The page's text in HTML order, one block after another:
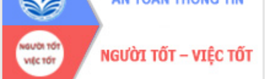
Đắk Lắk phát động hưởng ứng Ngày
Quyền của người tiêu dùng Việt Nam
2026
Đẩy mạnh cải cách hành chính, quyết
tâm đạt được mục tiêu tăng trưởng
hai con số trong năm 2026